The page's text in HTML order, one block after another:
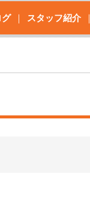
グ スタッフ紹介